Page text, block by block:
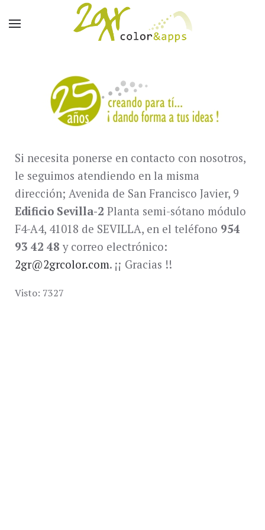
Si necesita ponerse en contacto con nosotros,
le seguimos atendiendo en la misma
dirección; Avenida de San Francisco Javier, 9
Edificio Sevilla-2 Planta semi-sótano módulo
F4-A4, 41018 de SEVILLA, en el teléfono 954
93 42 48 y correo electrónico:
2gr@2grcolor.com. ¡¡ Gracias !!
Visto: 7327